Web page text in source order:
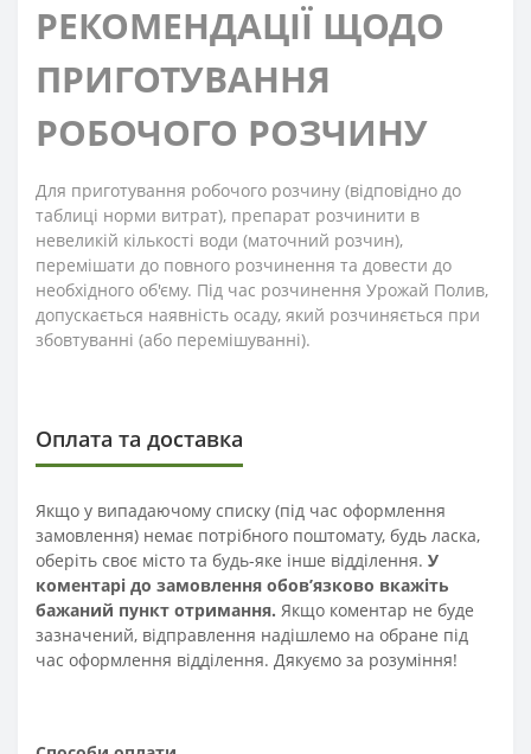
РЕКОМЕНДАЦІЇ ЩОДО
ПРИГОТУВАННЯ
РОБОЧОГО РОЗЧИНУ
Для приготування робочого розчину (відповідно до
таблиці норми витрат), препарат розчинити в
невеликій кількості води (маточний розчин),
перемішати до повного розчинення та довести до
необхідного об'єму. Під час розчинення Урожай Полив,
допускається наявність осаду, який розчиняється при
збовтуванні (або перемішуванні).
Оплата та доставка
Якщо у випадаючому списку (під час оформлення
замовлення) немає потрібного поштомату, будь ласка,
оберіть своє місто та будь-яке інше відділення. У
коментарі до замовлення обов’язково вкажіть
бажаний пункт отримання. Якщо коментар не буде
зазначений, відправлення надішлемо на обране під
час оформлення відділення. Дякуємо за розуміння!